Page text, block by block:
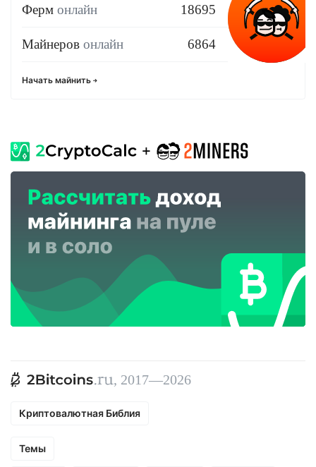
Ферм онлайн 18695
Майнеров онлайн 6864
Начать майнить
, 2017—2026
Криптовалютная Библия
Темы